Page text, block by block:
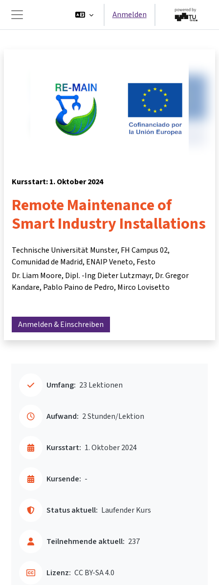
Website-Übersicht
Anmelden
Kursstart: 1. Oktober 2024
Remote Maintenance of
Smart Industry Installations
Technische Universität Munster, FH Campus 02,
Comunidad de Madrid, ENAIP Veneto, Festo
Dr. Liam Moore Dipl. -Ing Dieter Lutzmayr Dr. Gregor
Kandare Pablo Paino de Pedro Mirco Lovisetto
Anmelden & Einschreiben
Umfang: 23 Lektionen
Aufwand: 2 Stunden/Lektion
Kursstart: 1. Oktober 2024
Kursende: -
Status aktuell: Laufender Kurs
Teilnehmende aktuell: 237
Lizenz: CC BY-SA 4.0